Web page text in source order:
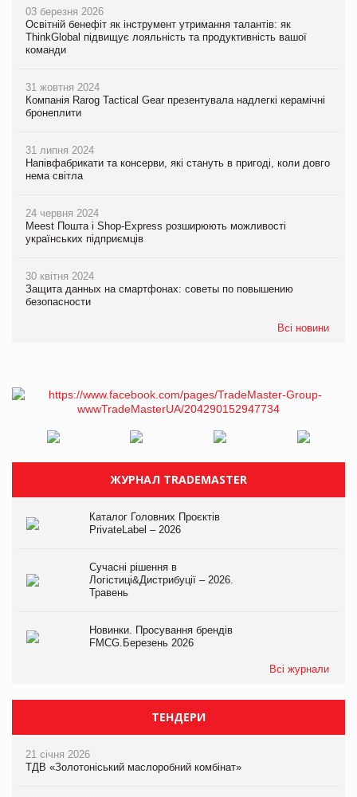
03 березня 2026
Освітній бенефіт як інструмент утримання талантів: як
ThinkGlobal підвищує лояльність та продуктивність вашої
команди
31 жовтня 2024
Компанія Rarog Tactical Gear презентувала надлегкі керамічні
бронеплити
31 липня 2024
Напівфабрикати та консерви, які стануть в пригоді, коли довго
нема світла
24 червня 2024
Meest Пошта і Shop-Express розширюють можливості
українських підприємців
30 квітня 2024
Защита данных на смартфонах: советы по повышению
безопасности
Всі новини
ЖУРНАЛ TRADEMASTER
Каталог Головних Проєктів
PrivateLabel – 2026
Сучасні рішення в
Логістиці&Дистрибуції – 2026.
Травень
Новинки. Просування брендів
FMCG.Березень 2026
Всі журнали
ТЕНДЕРИ
21 січня 2026
ТДВ «Золотоніський маслоробний комбінат»